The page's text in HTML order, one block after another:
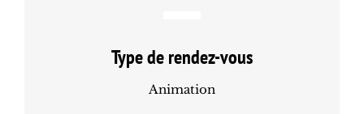
Type de rendez-vous
Animation